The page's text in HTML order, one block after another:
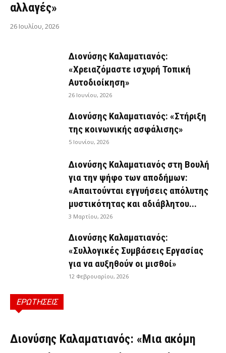
αλλαγές»
26 Ιουλίου, 2026
Διονύσης Καλαματιανός:
«Χρειαζόμαστε ισχυρή Τοπική
Αυτοδιοίκηση»
26 Ιουνίου, 2026
Διονύσης Καλαματιανός: «Στήριξη
της κοινωνικής ασφάλισης»
5 Ιουνίου, 2026
Διονύσης Καλαματιανός στη Βουλή
για την ψήφο των αποδήμων:
«Απαιτούνται εγγυήσεις απόλυτης
μυστικότητας και αδιάβλητου...
3 Μαρτίου, 2026
Διονύσης Καλαματιανός:
«Συλλογικές Συμβάσεις Εργασίας
για να αυξηθούν οι μισθοί»
12 Φεβρουαρίου, 2026
ΕΡΩΤΗΣΕΙΣ
ΕΡΩΤΉΣΕΙΣ
Διονύσης Καλαματιανός: «Μια ακόμη